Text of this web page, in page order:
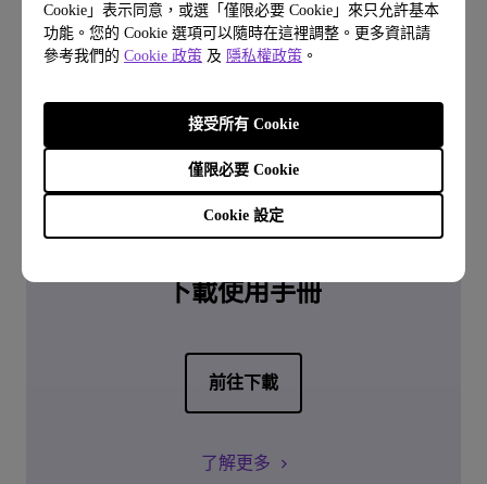
Cookie」表示同意，或選「僅限必要 Cookie」來只允許基本
功能。您的 Cookie 選項可以隨時在這裡調整。更多資訊請
參考我們的 Cookie 政策 及 隱私權政策 。
Cookie 設定
僅限必要 Cookie
接受所有 Cookie
了解更多
下載使用手冊
前往下載
了解更多